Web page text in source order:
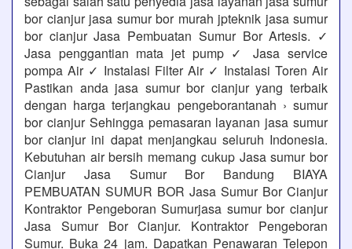
bor cianjur jasa sumur bor murah jpteknik jasa sumur
bor cianjur Jasa Pembuatan Sumur Bor Artesis. ✓
Jasa penggantian mata jet pump ✓ Jasa service
pompa Air ✓ Instalasi Filter Air ✓ Instalasi Toren Air
Pastikan anda jasa sumur bor cianjur yang terbaik
dengan harga terjangkau pengeborantanah › sumur
bor cianjur Sehingga pemasaran layanan jasa sumur
bor cianjur ini dapat menjangkau seluruh Indonesia.
Kebutuhan air bersih memang cukup Jasa sumur bor
Cianjur Jasa Sumur Bor Bandung BIAYA
PEMBUATAN SUMUR BOR Jasa Sumur Bor Cianjur
Kontraktor Pengeboran Sumurjasa sumur bor cianjur
Jasa Sumur Bor Cianjur. Kontraktor Pengeboran
Sumur. Buka 24 jam. Dapatkan Penawaran Telepon